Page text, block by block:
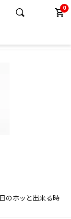
0
のホッと出来る時